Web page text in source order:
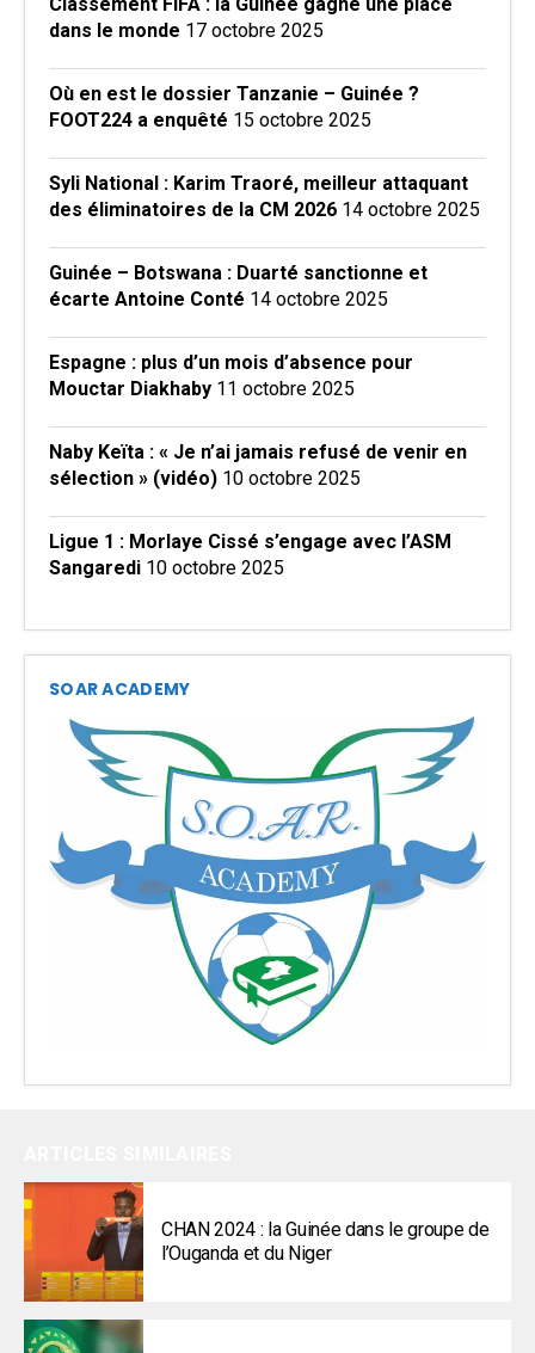
Classement FIFA : la Guinée gagne une place
dans le monde 17 octobre 2025
Où en est le dossier Tanzanie – Guinée ?
FOOT224 a enquêté 15 octobre 2025
Syli National : Karim Traoré, meilleur attaquant
des éliminatoires de la CM 2026 14 octobre 2025
Guinée – Botswana : Duarté sanctionne et
écarte Antoine Conté 14 octobre 2025
Espagne : plus d’un mois d’absence pour
Mouctar Diakhaby 11 octobre 2025
Naby Keïta : « Je n’ai jamais refusé de venir en
sélection » (vidéo) 10 octobre 2025
Ligue 1 : Morlaye Cissé s’engage avec l’ASM
Sangaredi 10 octobre 2025
SOAR ACADEMY
CHAN 2024 : la Guinée dans le groupe de
l’Ouganda et du Niger